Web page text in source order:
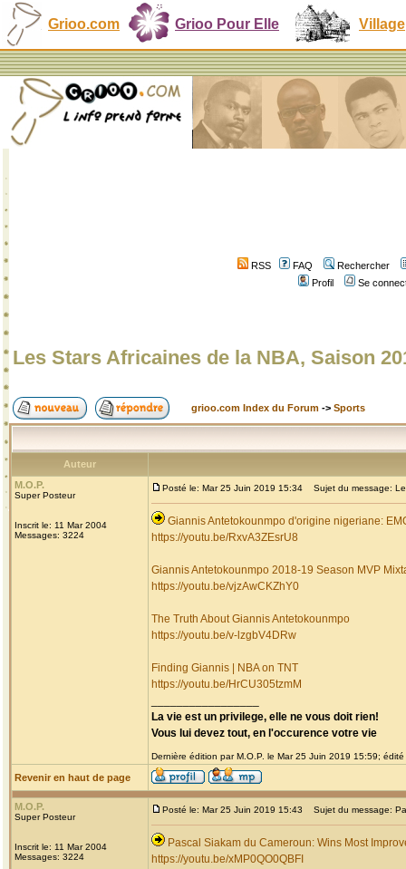
Grioo.com Grioo Pour Elle Village
RSS FAQ
Rechercher
Profil
Se
Les Stars Africaines de la NBA, Saison
grioo.com Index du Forum -> Sports
Auteur
M.O.P.
Super Posteur
Inscrit le: 11 Mar 2004
Messages: 3224
Posté le: Mar 25 Juin 2019 15:34 Sujet du message:
Giannis Antetokounmpo d'origine nigeriane:
https://youtu.be/RxvA3ZEsrU8
Giannis Antetokounmpo 2018-19 Season MVP
https://youtu.be/vjzAwCKZhY0
The Truth About Giannis Antetokounmpo
https://youtu.be/v-lzgbV4DRw
Finding Giannis | NBA on TNT
https://youtu.be/HrCU305tzmM
La vie est un privilege, elle ne vous doit rien!
Vous lui devez tout, en l'occurence votre vie
Dernière édition par M.O.P. le Mar 25 Juin 2019 15:59;
Revenir en haut de page
M.O.P.
Super Posteur
Inscrit le: 11 Mar 2004
Messages: 3224
Posté le: Mar 25 Juin 2019 15:43 Sujet du message:
Pascal Siakam du Cameroun: Wins Most
https://youtu.be/xMP0QO0QBFI